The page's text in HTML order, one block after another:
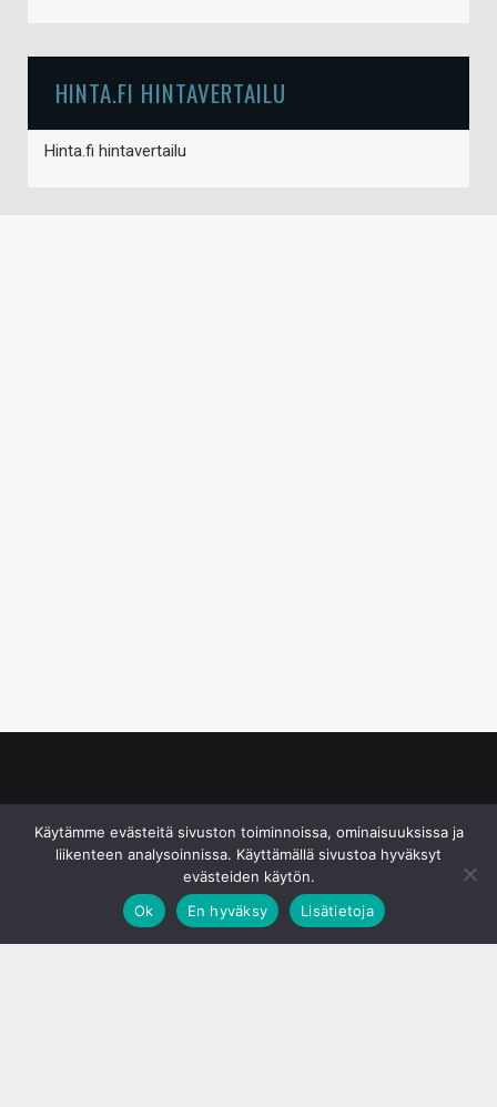
HINTA.FI HINTAVERTAILU
Hinta.fi hintavertailu
Käytämme evästeitä sivuston toiminnoissa, ominaisuuksissa ja
liikenteen analysoinnissa. Käyttämällä sivustoa hyväksyt
evästeiden käytön.
Ok
En hyväksy Lisätietoja